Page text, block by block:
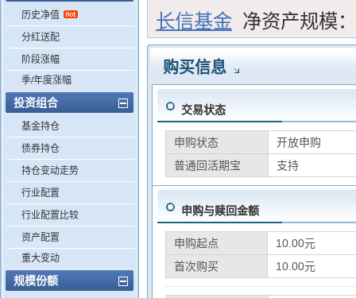
历史净值
分红送配
阶段涨幅
季/年度涨幅
投资组合
基金持仓
债券持仓
持仓变动走势
行业配置
行业配置比较
资产配置
重大变动
规模份额
长信基金 净资产规模：
购买信息
交易状态
申购状态
开放申购
普通回活期宝
支持
申购与赎回金额
申购起点
10.00元
首次购买
10.00元